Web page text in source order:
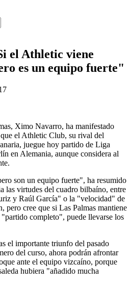
el Athletic viene
es un equipo fuerte"
Ximo Navarro, ha manifestado
el Athletic Club, su rival del
juegue hoy partido de Liga
en Alemania, aunque considera al
son un equipo fuerte", ha resumido
las virtudes del cuadro bilbaíno, entre
y Raúl García" o la "velocidad" de
cree que si Las Palmas mantiene
completo", puede llevarse los
el importante triunfo del pasado
del curso, ahora podrán afrontar
ante el equipo vizcaíno, porque
hubiera "añadido mucha